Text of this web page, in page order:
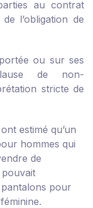
au contrat
l’obligation de
ou sur ses
de non-
stricte de
estimé qu’un
hommes qui
de
pour